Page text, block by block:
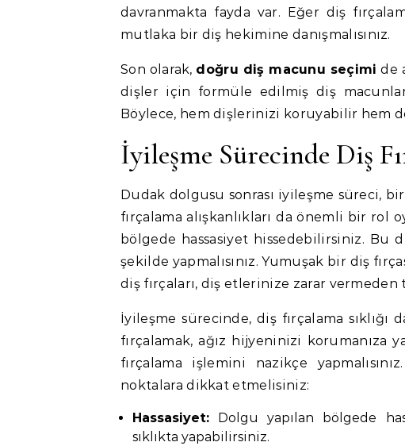
davranmakta fayda var. Eğer diş
mutlaka bir diş hekimine danışmalısınız.
Son olarak, doğru diş macunu seçimi de
dişler için formüle edilmiş diş
Böylece, hem dişlerinizi koruyabilir hem
İyileşme Sürecinde Diş
Dudak dolgusu sonrası iyileşme süreci,
fırçalama alışkanlıkları da önemli bir
bölgede hassasiyet hissedebilirsiniz. Bu
şekilde yapmalısınız. Yumuşak bir diş
diş fırçaları, diş etlerinize zarar vermeden
İyileşme sürecinde, diş fırçalama
fırçalamak, ağız hijyeninizi korumanıza
fırçalama işlemini nazikçe
noktalara dikkat etmelisiniz:
Hassasiyet: Dolgu yapılan bölgede
sıklıkta yapabilirsiniz.